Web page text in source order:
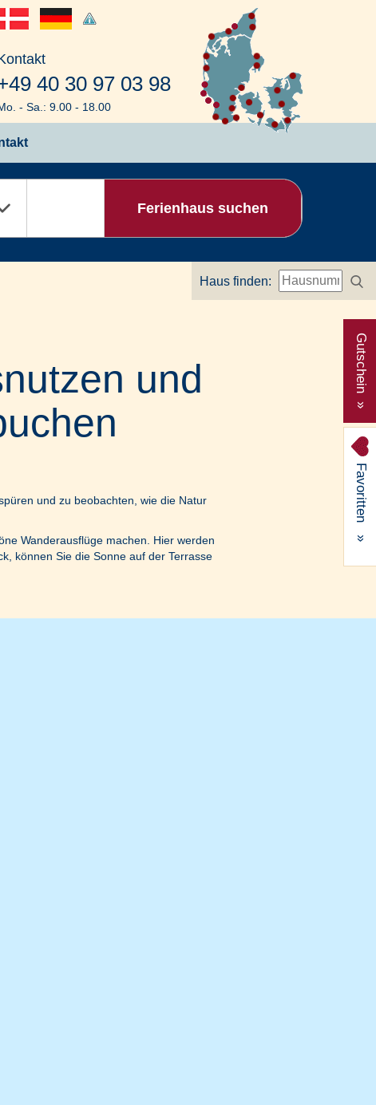
40 30 97 03 98
- Sa.: 9.00 - 18.00
Favoritten
»
Gutschein »
Ferienhaus suchen
Haus finden:
und
und zu beobachten, wie die Natur
Wanderausflüge machen. Hier werden
können Sie die Sonne auf der Terrasse